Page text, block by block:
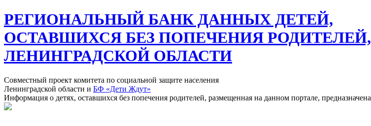
РЕГИОНАЛЬНЫЙ БАНК ДАННЫХ ДЕТЕЙ,
ОСТАВШИХСЯ БЕЗ ПОПЕЧЕНИЯ РОДИТЕЛЕЙ,
ЛЕНИНГРАДСКОЙ ОБЛАСТИ
Совместный проект комитета по социальной защите населения
Ленинградской области и БФ «Дети Ждут»
Информация о детях, оставшихся без попечения родителей, размещенная на данном портале,